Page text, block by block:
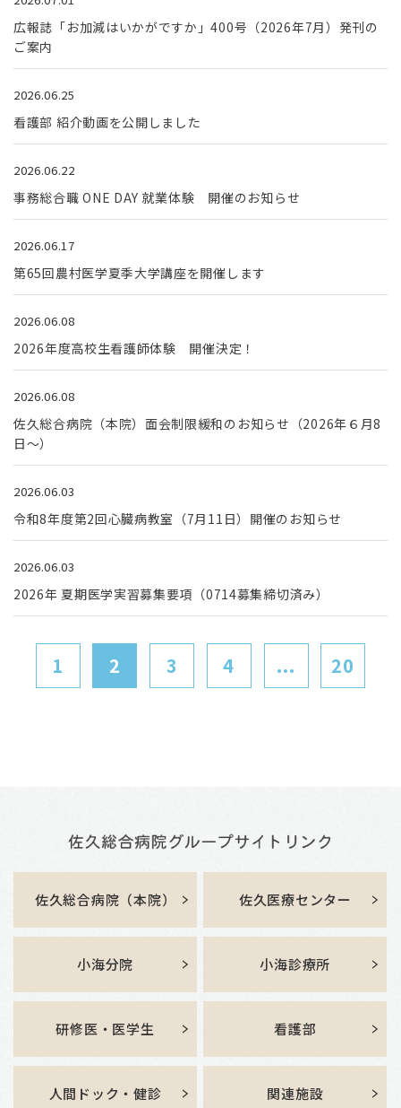
広報誌「お加減はいかがですか」400号（2026年7月）発刊の
ご案内
2026.06.25
看護部 紹介動画を公開しました
2026.06.22
事務総合職 ONE DAY 就業体験 開催のお知らせ
2026.06.17
第65回農村医学夏季大学講座を開催します
2026.06.08
2026年度高校生看護師体験 開催決定！
2026.06.08
佐久総合病院（本院）面会制限緩和のお知らせ（2026年６月8
日～）
2026.06.03
令和8年度第2回心臓病教室（7月11日）開催のお知らせ
2026.06.03
2026年 夏期医学実習募集要項（0714募集締切済み）
1 2 3 4 ... 20
佐久総合病院（本院） 佐久医療センター
小海分院 小海診療所
研修医・医学生 看護部
人間ドック・健診 関連施設